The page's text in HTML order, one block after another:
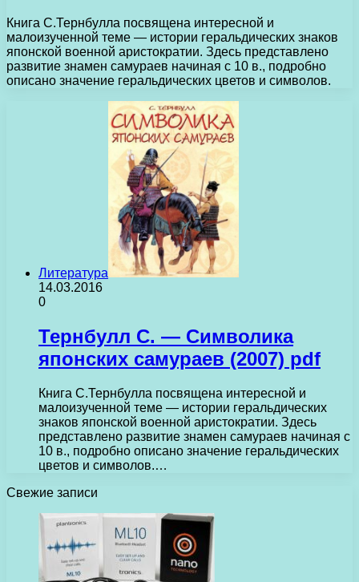
Книга С.Тернбулла посвящена интересной и
малоизученной теме — истории геральдических знаков
японской военной аристократии. Здесь представлено
развитие знамен самураев начиная с 10 в., подробно
описано значение геральдических цветов и символов.
Литература
14.03.2016
0
Тернбулл С. — Символика
японских самураев (2007) pdf
Книга С.Тернбулла посвящена интересной и
малоизученной теме — истории геральдических
знаков японской военной аристократии. Здесь
представлено развитие знамен самураев начиная с
10 в., подробно описано значение геральдических
цветов и символов.…
Свежие записи